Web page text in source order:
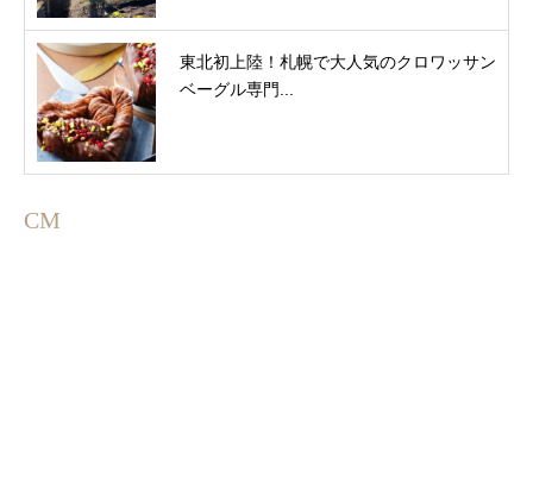
東北初上陸！札幌で大人気のクロワッサン
ベーグル専門...
CM